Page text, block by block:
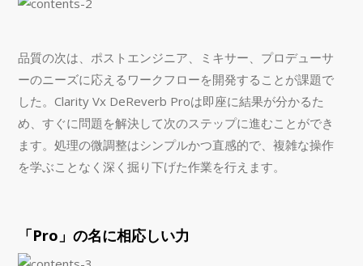
品質の次は、ポストエンジニア、ミキサー、プロデューサ
ーのニーズに応えるワークフローを開発することが課題で
した。Clarity Vx DeReverb Proは即座に結果が分かるた
め、すぐに問題を解決して次のステップに進むことができ
ます。処理の微調整はシンプルかつ直感的で、複雑な操作
を学ぶことなく深く掘り下げた作業を行えます。
「Pro」の名に相応しい力